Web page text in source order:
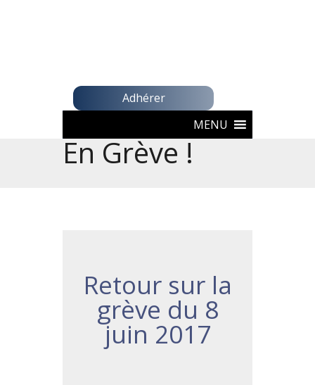
Adhérer
MENU
En Grève !
Retour sur la
grève du 8
juin 2017